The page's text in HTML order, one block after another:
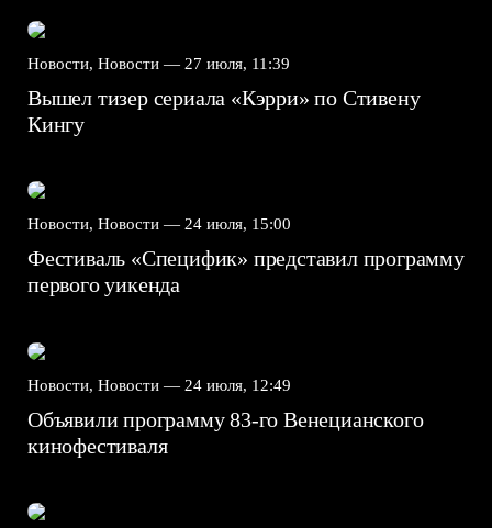
Новости, Новости — 27 июля, 11:39
Вышел тизер сериала «Кэрри» по Стивену
Кингу
Новости, Новости — 24 июля, 15:00
Фестиваль «Специфик» представил программу
первого уикенда
Новости, Новости — 24 июля, 12:49
Объявили программу 83-го Венецианского
кинофестиваля